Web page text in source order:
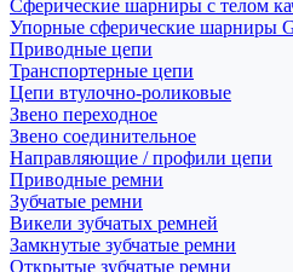
Сферические шарниры с телом
Упорные сферические шарниры
Приводные цепи
Транспортерные цепи
Цепи втулочно-роликовые
Звено переходное
Звено соединительное
Направляющие / профили цепи
Приводные ремни
Зубчатые ремни
Викели зубчатых ремней
Замкнутые зубчатые ремни
Открытые зубчатые ремни